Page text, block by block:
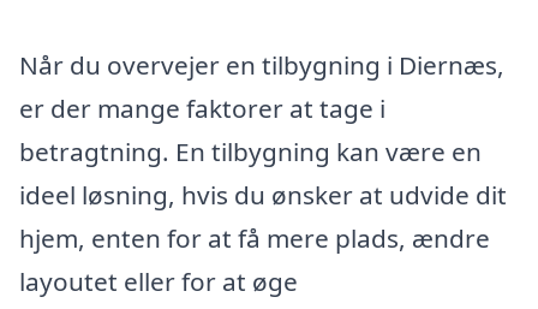
Når du overvejer en tilbygning i Diernæs,
er der mange faktorer at tage i
betragtning. En tilbygning kan være en
ideel løsning, hvis du ønsker at udvide dit
hjem, enten for at få mere plads, ændre
layoutet eller for at øge